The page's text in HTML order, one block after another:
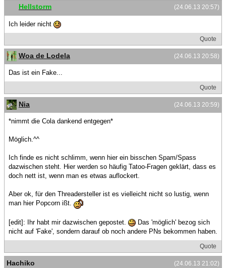
(24.06.13 20:57)
Hellstorm
Ich leider nicht
Quote
(24.06.13 20:58)
Woa de Lodela
Das ist ein Fake...
Quote
(24.06.13 20:59)
Nia
*nimmt die Cola dankend entgegen*
Möglich.^^
Ich finde es nicht schlimm, wenn hier ein bisschen Spam/Spass
dazwischen steht. Hier werden so häufig Tatoo-Fragen geklärt, dass es
doch nett ist, wenn man es etwas auflockert.
Aber ok, für den Threadersteller ist es vielleicht nicht so lustig, wenn
man hier Popcorn ißt.
[edit]: Ihr habt mir dazwischen gepostet.
Das 'möglich' bezog sich
nicht auf 'Fake', sondern darauf ob noch andere PNs bekommen haben.
Quote
(24.06.13 21:02)
Hachiko